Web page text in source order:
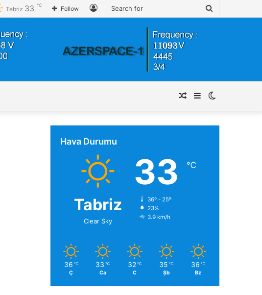
Follow
Təbriz 33 ℃
skin
Sidebar
Random
Article
Hava Durumu
Tabriz
Clear Sky
33 ℃
36º - 25º
23%
3.9 km/h
36 ℃
Ç
33 ℃
Ca
32 ℃
C
35 ℃
Şb
36 ℃
Bz